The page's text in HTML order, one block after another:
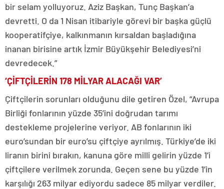
bir selam yolluyoruz. Aziz Başkan, Tunç Başkan’a
devretti. O da 1 Nisan itibariyle görevi bir başka güçlü
kooperatifçiye, kalkınmanın kırsaldan başladığına
inanan birisine artık İzmir Büyükşehir Belediyesi’ni
devredecek.”
‘ÇİFTÇİLERİN 178 MİLYAR ALACAĞI VAR’
Çiftçilerin sorunları olduğunu dile getiren Özel, “Avrupa
Birliği fonlarının yüzde 35’ini doğrudan tarımı
destekleme projelerine veriyor. AB fonlarının iki
euro’sundan bir euro’su çiftçiye ayrılmış. Türkiye’de iki
liranın birini bırakın, kanuna göre milli gelirin yüzde 1’i
çiftçilere verilmek zorunda. Geçen sene bu yüzde 1’in
karşılığı 263 milyar ediyordu sadece 85 milyar verdiler.